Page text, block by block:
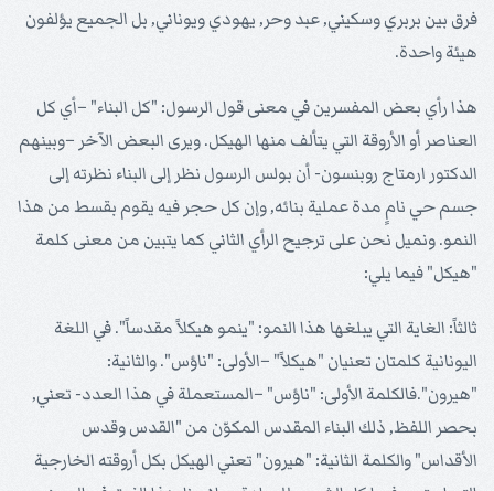
فرق بين بربري وسكيني, عبد وحر, يهودي ويوناني, بل الجميع يؤلفون
هيئة واحدة.
هذا رأي بعض المفسرين في معنى قول الرسول: "كل البناء" –أي كل
العناصر أو الأروقة التي يتألف منها الهيكل. ويرى البعض الآخر –وبينهم
الدكتور ارمتاج روبنسون- أن بولس الرسول نظر إلى البناء نظرته إلى
جسم حي نامٍ مدة عملية بنائه, وإن كل حجر فيه يقوم بقسط من هذا
النمو. ونميل نحن على ترجيح الرأي الثاني كما يتبين من معنى كلمة
"هيكل" فيما يلي:
ثالثاً: الغاية التي يبلغها هذا النمو: "ينمو هيكلاً مقدساً". في اللغة
اليونانية كلمتان تعنيان "هيكلاً" –الأولى: "ناؤس". والثانية:
"هيرون".فالكلمة الأولى: "ناؤس" –المستعملة في هذا العدد- تعني,
بحصر اللفظ, ذلك البناء المقدس المكوّن من "القدس وقدس
الأقداس" والكلمة الثانية: "هيرون" تعني الهيكل بكل أروقته الخارجية